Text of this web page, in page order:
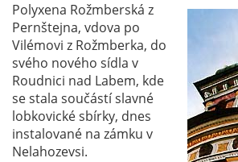
Polyxena Rožmberská z
Pernštejna, vdova po
Vilémovi z Rožmberka, do
svého nového sídla v
Roudnici nad Labem, kde
se stala součástí slavné
lobkovické sbírky, dnes
instalované na zámku v
Nelahozevsi.